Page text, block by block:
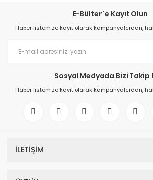
E-Bülten'e Kayıt Olun
Haber listemize kayıt olarak kampanyalardan,
Sosyal Medyada Bizi Takip
Haber listemize kayıt olarak kampanyalardan,
İLETİŞİM